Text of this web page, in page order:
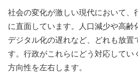
社会の変化が激しい現代において、
に直面しています。人口減少や高齢
デジタル化の遅れなど、どれも放置
す。行政がこれらにどう対応してい
方向性を左右します。